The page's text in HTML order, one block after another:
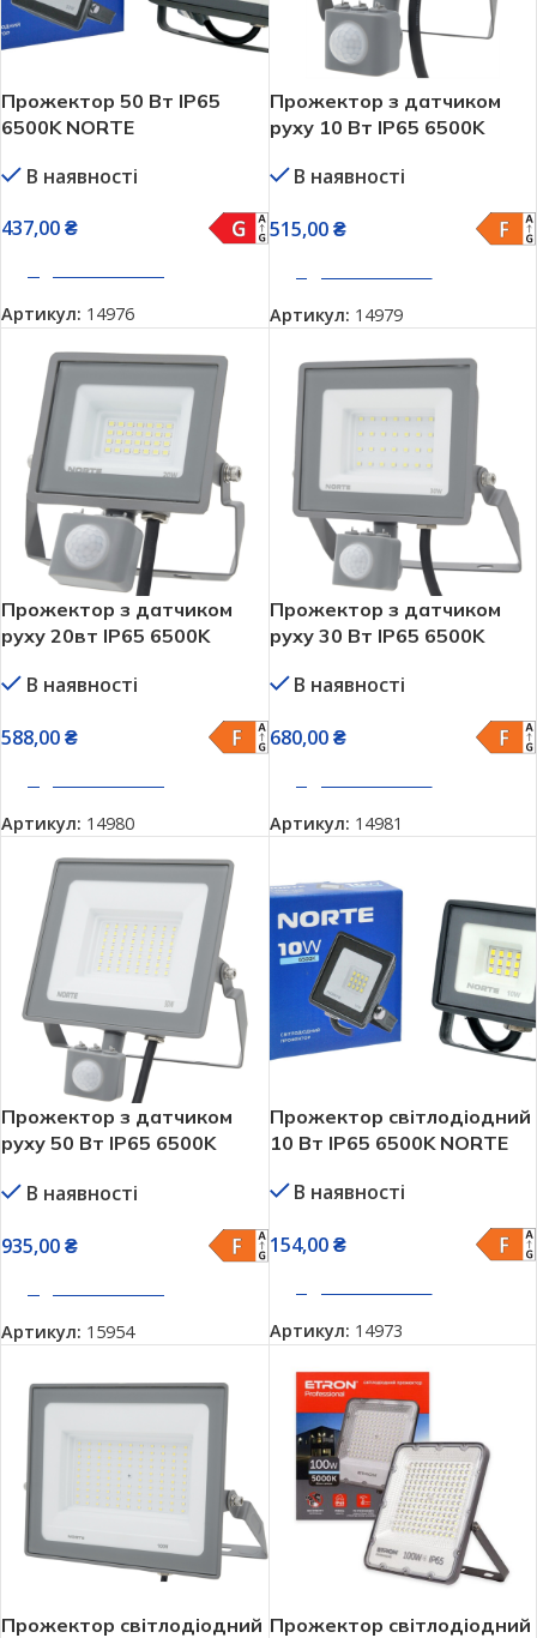
Прожектор 50 Вт IP65
6500K NORTE
В наявності
437,00₴
Артикул: 14976
Прожектор з датчиком
руху 10 Вт IP65 6500K
В наявності
515,00₴
Артикул: 14979
Прожектор з датчиком
руху 20вт IP65 6500K
В наявності
588,00₴
Артикул: 14980
Прожектор з датчиком
руху 30 Вт IP65 6500K
В наявності
680,00₴
Артикул: 14981
Прожектор з датчиком
руху 50 Вт IP65 6500K
В наявності
935,00₴
Артикул: 15954
Прожектор світлодіодний
10 Вт IP65 6500K NORTE
В наявності
154,00₴
Артикул: 14973
Прожектор світлодіодний Прожектор світлодіодний